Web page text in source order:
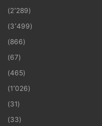
(2٬289)
(3٬499)
(866)
(67)
(465)
(1٬026)
(31)
(33)